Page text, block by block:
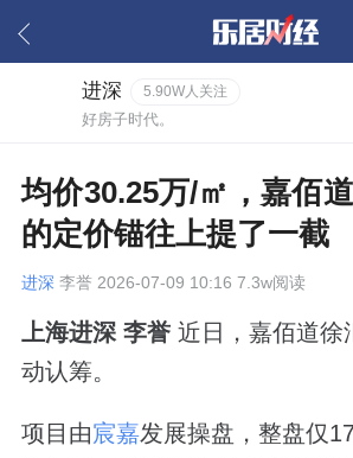
进深 5.90W人关注
好房子时代。
均价30.25万/㎡，嘉佰
的定价锚往上提了一截
进深 李誉 2026-07-09 10:16 7.3w阅读
上海进深 李誉 近日，嘉佰道徐
动认筹。
项目由宸嘉发展操盘，整盘仅